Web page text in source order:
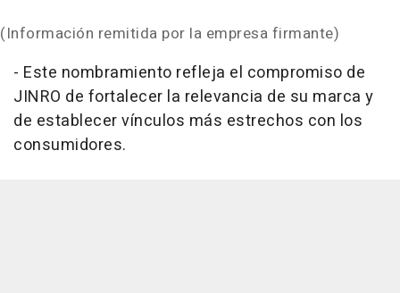
(Información remitida por la empresa firmante)
- Este nombramiento refleja el compromiso de
JINRO de fortalecer la relevancia de su marca y
de establecer vínculos más estrechos con los
consumidores.